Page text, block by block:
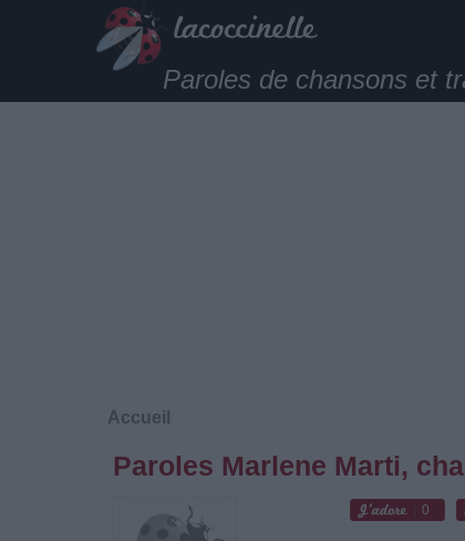
Paroles de chansons et
Accueil
Paroles Marlene Marti,
0